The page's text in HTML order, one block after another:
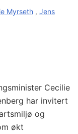
Myrseth , Jens
Cecilie
har invitert
og
økt